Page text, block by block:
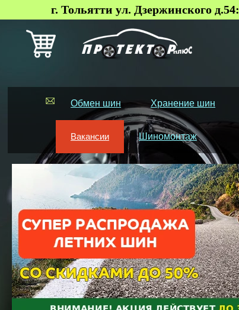
г. Тольятти ул. Дзержинского д.54:
Обмен шин Хранение шин
Вакансии Шиномонтаж